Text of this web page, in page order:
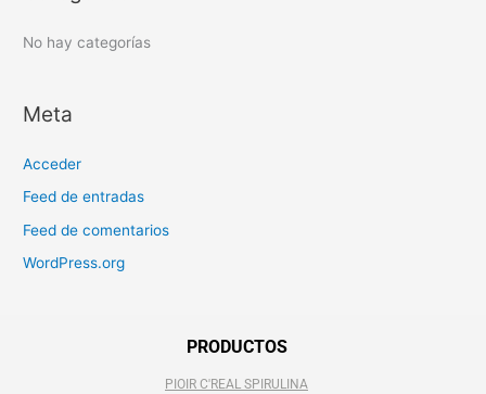
:No hay categorías
Meta
Acceder
Feed de entradas
Feed de comentarios
WordPress.org
PRODUCTOS
PIOIR C'REAL SPIRULINA